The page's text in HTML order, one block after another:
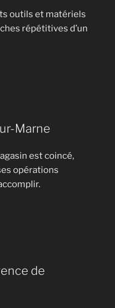
outils et matériels
répétitives d’un
»
Marne
est coincé,
opérations
de